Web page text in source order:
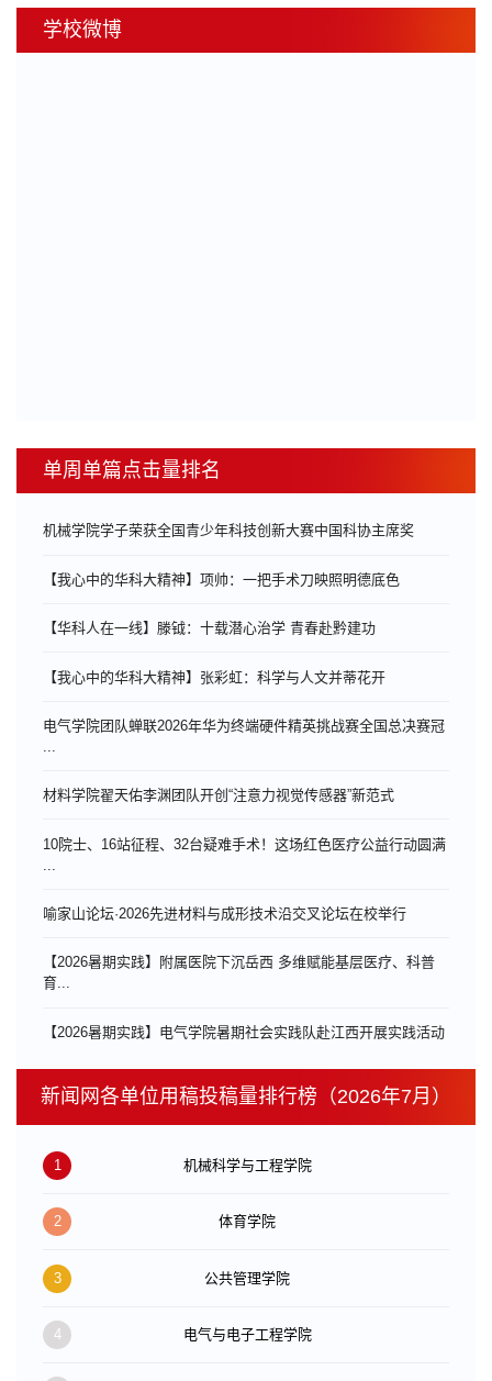
学校微博
单周单篇点击量排名
机械学院学子荣获全国青少年科技创新大赛中国科协主席奖
【我心中的华科大精神】项帅：一把手术刀映照明德底色
【华科人在一线】滕钺：十载潜心治学 青春赴黔建功
【我心中的华科大精神】张彩虹：科学与人文并蒂花开
电气学院团队蝉联2026年华为终端硬件精英挑战赛全国总决赛冠
材料学院翟天佑李渊团队开创“注意力视觉传感器”新范式
10院士、16站征程、32台疑难手术！这场红色医疗公益行动圆满
喻家山论坛·2026先进材料与成形技术沿交叉论坛在校举行
【2026暑期实践】附属医院下沉岳西 多维赋能基层医疗、科普
育...
【2026暑期实践】电气学院暑期社会实践队赴江西开展实践活动
新闻网各单位用稿投稿量排行榜（2026年7月）
1 机械科学与工程学院
2 体育学院
3 公共管理学院
4 电气与电子工程学院